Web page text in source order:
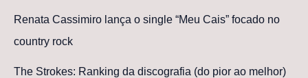
Renata Cassimiro lança o single “Meu Cais” focado no
country rock
The Strokes: Ranking da discografia (do pior ao melhor)